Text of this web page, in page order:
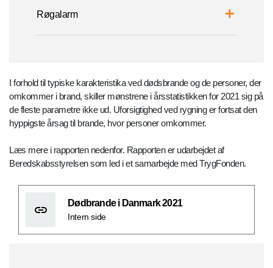
Røgalarm
I forhold til typiske karakteristika ved dødsbrande og de personer, der
omkommer i brand, skiller mønstrene i årsstatistikken for 2021 sig på
de fleste parametre ikke ud. Uforsigtighed ved rygning er fortsat den
hyppigste årsag til brande, hvor personer omkommer.
Læs mere i rapporten nedenfor. Rapporten er udarbejdet af
Beredskabsstyrelsen som led i et samarbejde med TrygFonden.
Dødbrande i Danmark 2021
Intern side